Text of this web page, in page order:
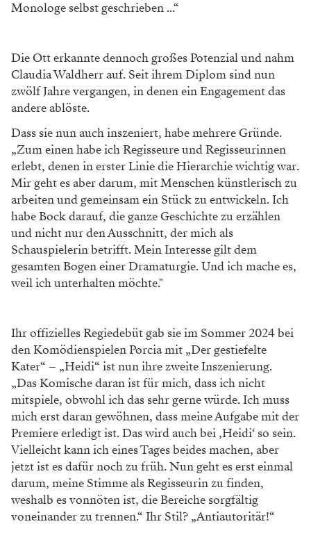
Monologe selbst geschrieben ...“
Die Ott erkannte dennoch großes Potenzial und nahm
Claudia Waldherr auf. Seit ihrem Diplom sind nun
zwölf Jahre vergangen, in denen ein Engagement das
andere ablöste.
Dass sie nun auch inszeniert, habe mehrere Gründe.
„Zum einen habe ich Regisseure und Regisseurinnen
erlebt, denen in erster Linie die Hierarchie wichtig war.
Mir geht es aber darum, mit Menschen künstlerisch zu
arbeiten und gemeinsam ein Stück zu entwickeln. Ich
habe Bock darauf, die ganze Geschichte zu erzählen
und nicht nur den Ausschnitt, der mich als
Schauspielerin betrifft. Mein Interesse gilt dem
gesamten Bogen einer Dramaturgie. Und ich mache es,
weil ich unterhalten möchte."
Ihr offizielles Regiedebüt gab sie im Sommer 2024 bei
den Komödienspielen Porcia mit „Der gestiefelte
Kater“ – „Heidi“ ist nun ihre zweite Inszenierung.
„Das Komische daran ist für mich, dass ich nicht
mitspiele, obwohl ich das sehr gerne würde. Ich muss
mich erst daran gewöhnen, dass meine Aufgabe mit der
Premiere erledigt ist. Das wird auch bei ‚Heidi‘ so sein.
Vielleicht kann ich eines Tages beides machen, aber
jetzt ist es dafür noch zu früh. Nun geht es erst einmal
darum, meine Stimme als Regisseurin zu finden,
weshalb es vonnöten ist, die Bereiche sorgfältig
voneinander zu trennen.“ Ihr Stil? „Antiautoritär!“